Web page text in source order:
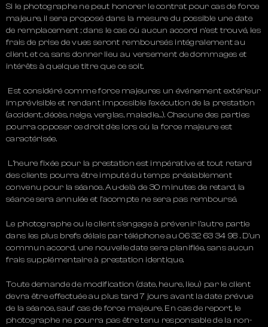
Si le photographe ne peut honorer le contrat pour cas de force
majeure, il sera proposé dans la mesure du possible une date
de remplacement ; dans le cas où aucun accord n’est trouvé, les
frais de prise de vues seront remboursés intégralement au
client, et ce, sans donner lieu au versement de dommages et
intérêts à quelque titre que ce soit.
Est considéré comme force majeures un événement extérieur
imprévisible et rendant impossible l’exécution de la prestation
(accident, décès, neige, verglas, maladie…). Chacune des parties
pourra opposer ce droit dès lors où la force majeure est
caractérisée.
L’heure fixée pour la prestation est impérative et tout retard
des clients pourra être imputé du temps préalablement
convenu pour la séance. Au-delà de 30 minutes de retard, la
séance sera annulée et l’acompte ne sera pas remboursé.
Le photographe ou le client s’engage à prévenir l’autre partie
dans les plus brefs délais par téléphone au 06 32 63 34 98 . D’un
commun accord, une nouvelle date sera planifiée, sans aucun
frais supplémentaire à prestation identique.
Toute demande de modification (date, heure, lieu) par le client
devra être effectuée au plus tard 7 jours avant la date prévue
de la séance, sauf cas de force majeure. En cas de report, le
photographe ne pourra pas être tenu responsable de la non-